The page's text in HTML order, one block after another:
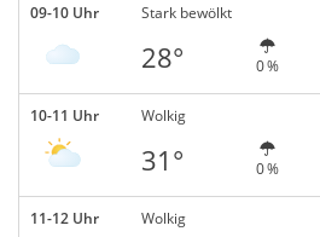
09-10 Uhr Stark bewölkt
28° 0 %
10-11 Uhr Wolkig
31° 0 %
11-12 Uhr Wolkig